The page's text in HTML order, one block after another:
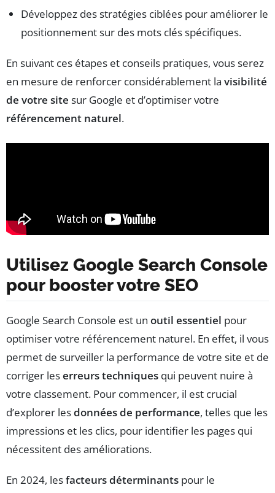
Développez des stratégies ciblées pour améliorer le
positionnement sur des mots clés spécifiques.
En suivant ces étapes et conseils pratiques, vous serez
en mesure de renforcer considérablement la visibilité
de votre site sur Google et d’optimiser votre
référencement naturel.
Utilisez Google Search Console
pour booster votre SEO
Google Search Console est un outil essentiel pour
optimiser votre référencement naturel. En effet, il vous
permet de surveiller la performance de votre site et de
corriger leserreurs techniques qui peuvent nuire à
votre classement. Pour commencer, il est crucial
d’explorer lesdonnées de performance, telles que les
impressions et les clics, pour identifier les pages qui
nécessitent des améliorations.
En 2024, lesfacteurs déterminants pour le